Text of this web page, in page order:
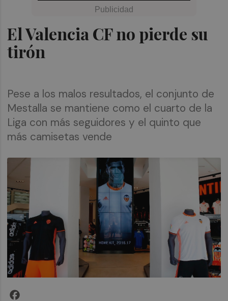
El Valencia CF no pierde su
tirón
Pese a los malos resultados, el conjunto de
Mestalla se mantiene como el cuarto de la
Liga con más seguidores y el quinto que
más camisetas vende